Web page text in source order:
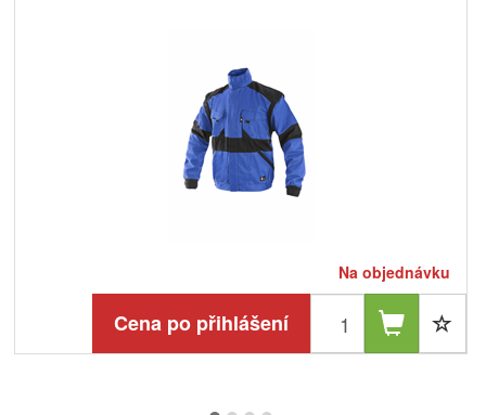
Na objednávku
Cena po přihlášení